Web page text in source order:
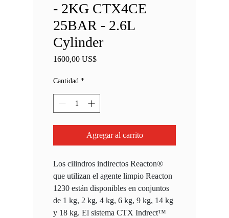
- 2KG CTX4CE
25BAR - 2.6L
Cylinder
1600,00 US$Precio
Cantidad *
Agregar al carrito
Los cilindros indirectos Reacton®
que utilizan el agente limpio Reacton
1230 están disponibles en conjuntos
de 1 kg, 2 kg, 4 kg, 6 kg, 9 kg, 14 kg
y 18 kg. El sistema CTX Indrect™